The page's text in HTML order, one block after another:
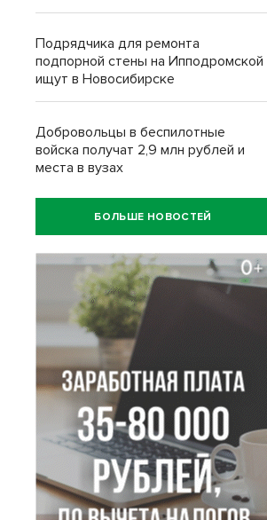
Подрядчика для ремонта
подпорной стены на Ипподромской
ищут в Новосибирске
Добровольцы в беспилотные
войска получат 2,9 млн рублей и
места в вузах
БОЛЬШЕ НОВОСТЕЙ